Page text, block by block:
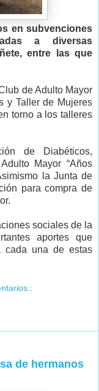
en subvenciones
a diversas
entre las que
de Adulto Mayor
y Taller de Mujeres
torno a los talleres
de Diabéticos,
Mayor “Años
la Junta de
para compra de
sociales de la
aportes que
cada una de estas
de hermanos